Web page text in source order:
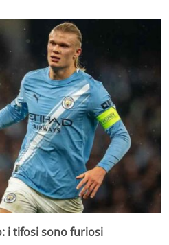
i tifosi sono furiosi